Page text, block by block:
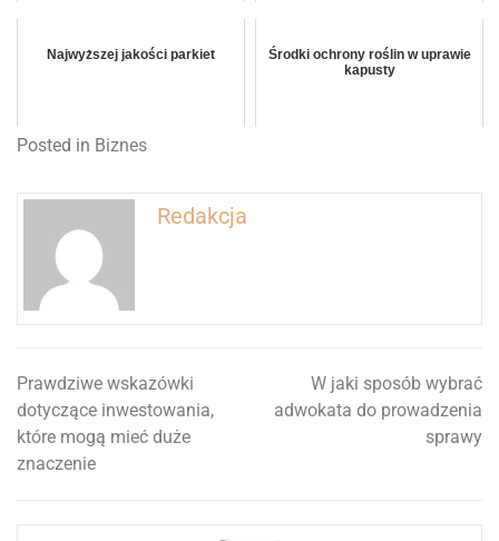
Najwyższej jakości parkiet
Środki ochrony roślin w uprawie
kapusty
Posted in Biznes
Redakcja
Nawigacja
wpisu
Prawdziwe wskazówki
dotyczące inwestowania,
które mogą mieć duże
znaczenie
W jaki sposób wybrać
adwokata do prowadzenia
sprawy